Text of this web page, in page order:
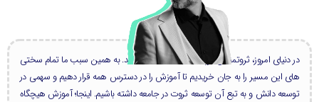
در دنیای امروز، ثروتمندان بزرگ، همه دانشمند هستند. به همین سبب ما تمام سختی
های این مسیر را به جان خریدیم تا آموزش را در دسترس همه قرار دهیم و سهمی در
توسعه دانش و به تبع آن توسعه ثروت در جامعه داشته باشیم. اینجا؛ آموزش هیچگاه